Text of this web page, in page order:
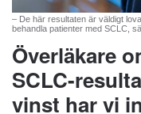
– De här resultaten är väldigt
behandla patienter med SCLC,
Överläkare
SCLC-
vinst har vi